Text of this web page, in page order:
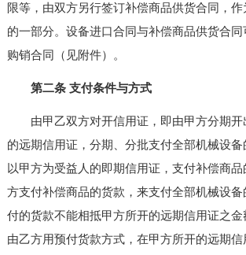
限等，由双方另行签订补偿商品供货合同，作
的一部分。设备进口合同与补偿商品供货合
购销合同（见附件）。
第二条 支付条件与方式
由甲乙双方对开信用证，即由甲方分期开
的远期信用证，分期、分批支付全部机械设
以甲方为受益人的即期信用证，支付补偿商
方支付补偿商品的货款，来支付全部机械设
付的货款不能相抵甲方所开的远期信用证之
由乙方用预付货款方式，在甲方所开的远期